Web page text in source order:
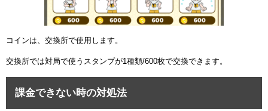
コインは、交換所で使用します。
交換所では対局で使うスタンプが1種類/600枚で交換できます。
課金できない時の対処法